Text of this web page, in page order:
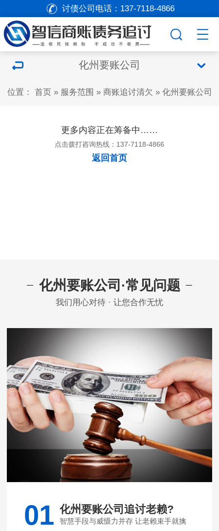
讨债公司电话： 137-7118-4866
化州要账公司
位置： 首页» 服务范围 » 商账追讨清欠 » 化州要账公司
更多内容正在筹备中……
点击拨打咨询热线：137-7118-4866
返回首页
化州要账公司·常见问题
我们用心对待 · 让您合作无忧
01 化州要账公司追讨老赖?
智慧手段与威慑力并存 让老赖束手就擒